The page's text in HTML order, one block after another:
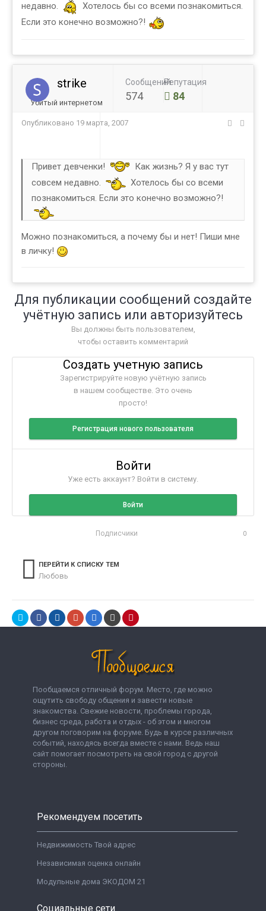
недавно.
Хотелось бы со всеми познакомиться.
Если это конечно возможно?!
strike
Убитый интернетом
Сообщений
574
Репутация
84
Опубликовано 19 марта, 2007
Привет девченки!
Как жизнь? Я у вас тут
совсем недавно.
Хотелось бы со всеми
познакомиться. Если это конечно возможно?!
Можно познакомиться, а почему бы и нет! Пиши мне
в личку!
Для публикации сообщений создайте
учётную запись или авторизуйтесь
Вы должны быть пользователем,
чтобы оставить комментарий
Создать учетную запись
Зарегистрируйте новую учётную запись
в нашем сообществе. Это очень
просто!
Регистрация нового пользователя
Войти
Уже есть аккаунт? Войти в систему.
Войти
Подписчики 0
ПЕРЕЙТИ К СПИСКУ ТЕМ
Любовь
Пообщаемся отличный форум. Место, где можно
ощутить свободу общения и завести новые
знакомства. Свежие новости, проблемы города,
бизнес среда, работа и отдых - об этом и многом
другом поговорим на форуме. Будь в курсе различных
событий, находясь всегда вместе с нами. Ведь наш
сайт помогает посмотреть на свой город с другой
стороны.
Рекомендуем посетить
Недвижимость Твой адрес
Независимая оценка онлайн
Модульные дома ЭКОДОМ 21
Социальные сети